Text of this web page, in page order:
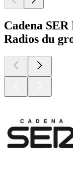
Cadena
Radios du